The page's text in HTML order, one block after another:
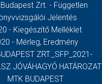
Zrt. - Független
Jelentés
- Kiegészítő Melléklet
- Mérleg, Eredmény
ZRT._SFP_2021-
JÓVÁHAGYÓ HATÁROZAT
MTK BUDAPEST